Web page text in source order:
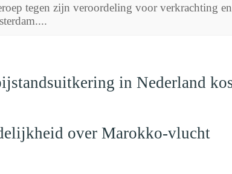
tegen zijn veroordeling voor verkrachting
in Nederland
over Marokko-vlucht